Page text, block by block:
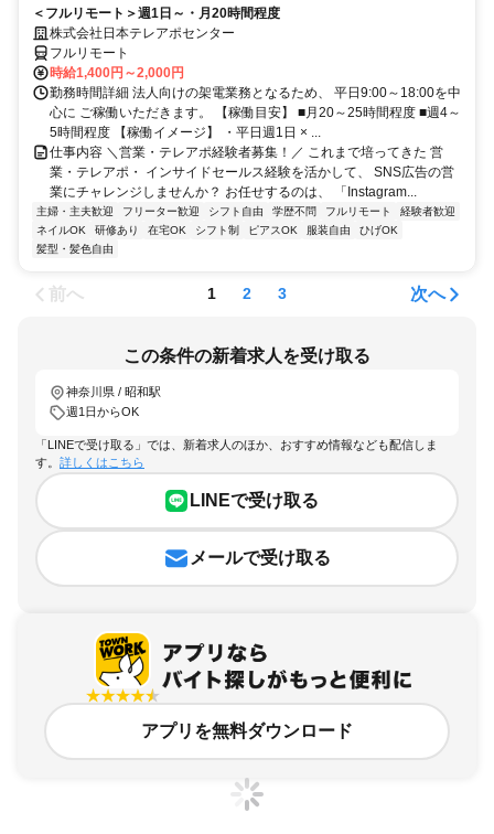
＜フルリモート＞週1日～・月20時間程度
株式会社日本テレアポセンター
フルリモート
時給1,400円～2,000円
勤務時間詳細 法人向けの架電業務となるため、 平日9:00～18:00を中
心に ご稼働いただきます。 【稼働目安】 ■月20～25時間程度 ■週4～
5時間程度 【稼働イメージ】 ・平日週1日 × ...
仕事内容 ＼営業・テレアポ経験者募集！／ これまで培ってきた 営
業・テレアポ・ インサイドセールス経験を活かして、 SNS広告の営
業にチャレンジしませんか？ お任せするのは、 「Instagram...
主婦・主夫歓迎 フリーター歓迎 シフト自由 学歴不問 フルリモート
経験者歓迎
ネイルOK
研修あり 在宅OK シフト制 ピアスOK 服装自由
ひげOK
髪型・髪色自由
前へ 1 2 3 次へ
この条件の新着求人を受け取る
神奈川県 / 昭和駅
週1日からOK
「LINEで受け取る」では、新着求人のほか、おすすめ情報なども配信しま
す。 詳しくはこちら
LINEで受け取る
メールで受け取る
アプリを無料ダウンロード